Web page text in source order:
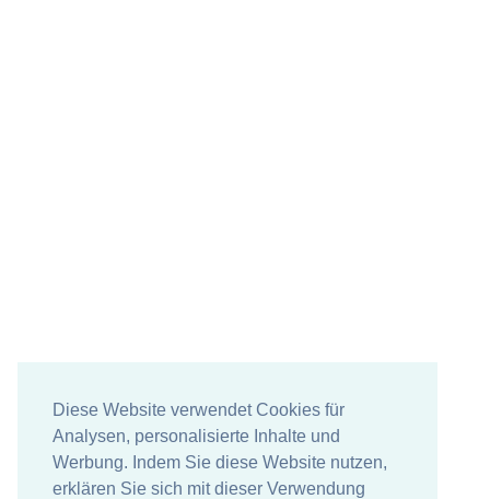
Diese Website verwendet Cookies für
Analysen, personalisierte Inhalte und
Werbung. Indem Sie diese Website nutzen,
erklären Sie sich mit dieser Verwendung